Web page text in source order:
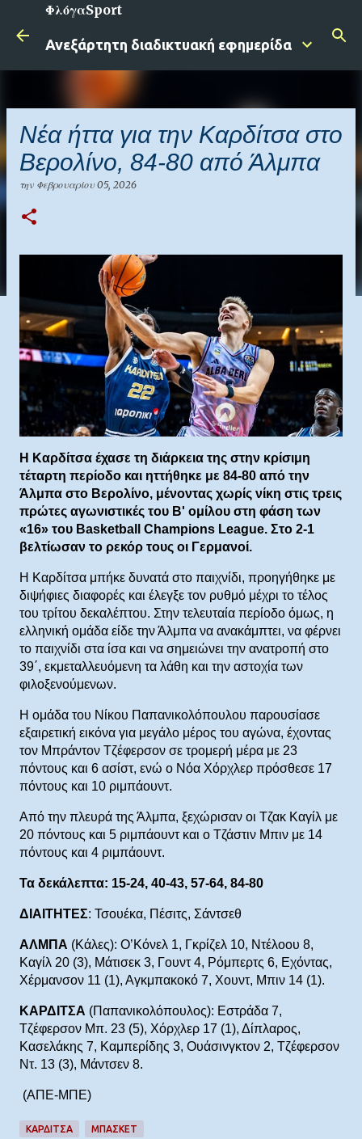
Μετάβαση στο κύριο περιεχόμενο
ΦλόγαSport
Ανεξάρτητη διαδικτυακή εφημερίδα
Νέα ήττα για την Καρδίτσα στο
Βερολίνο, 84-80 από Άλμπα
την Φεβρουαρίου 05, 2026
Η Καρδίτσα έχασε τη διάρκεια της στην κρίσιμη
τέταρτη περίοδο και ηττήθηκε με 84-80 από την
Άλμπα στο Βερολίνο, μένοντας χωρίς νίκη στις τρεις
πρώτες αγωνιστικές του Β' ομίλου στη φάση των
«16» του Basketball Champions League. Στο 2-1
βελτίωσαν το ρεκόρ τους οι Γερμανοί.
Η Καρδίτσα μπήκε δυνατά στο παιχνίδι, προηγήθηκε με
διψήφιες διαφορές και έλεγξε τον ρυθμό μέχρι το τέλος
του τρίτου δεκαλέπτου. Στην τελευταία περίοδο όμως, η
ελληνική ομάδα είδε την Άλμπα να ανακάμπτει, να φέρνει
το παιχνίδι στα ίσα και να σημειώνει την ανατροπή στο
39΄, εκμεταλλευόμενη τα λάθη και την αστοχία των
φιλοξενούμενων.
Η ομάδα του Νίκου Παπανικολόπουλου παρουσίασε
εξαιρετική εικόνα για μεγάλο μέρος του αγώνα, έχοντας
τον Μπράντον Τζέφερσον σε τρομερή μέρα με 23
πόντους και 6 ασίστ, ενώ ο Νόα Χόρχλερ πρόσθεσε 17
πόντους και 10 ριμπάουντ.
Από την πλευρά της Άλμπα, ξεχώρισαν οι Τζακ Καγίλ με
20 πόντους και 5 ριμπάουντ και ο Τζάστιν Μπιν με 14
πόντους και 4 ριμπάουντ.
Τα δεκάλεπτα: 15-24, 40-43, 57-64, 84-80
ΔΙΑΙΤΗΤΕΣ: Τσουέκα, Πέσιτς, Σάντσεθ
ΑΛΜΠΑ (Κάλες): Ο’Κόνελ 1, Γκρίζελ 10, Ντέλοου 8,
Καγίλ 20 (3), Μάτισεκ 3, Γουντ 4, Ρόμπερτς 6, Εχόντας,
Χέρμανσον 11 (1), Αγκμπακοκό 7, Χουντ, Μπιν 14 (1).
ΚΑΡΔΙΤΣΑ (Παπανικολόπουλος): Εστράδα 7,
Τζέφερσον Μπ. 23 (5), Χόρχλερ 17 (1), Δίπλαρος,
Κασελάκης 7, Καμπερίδης 3, Ουάσινγκτον 2, Τζέφερσον
Ντ. 13 (3), Μάντσεν 8.
(ΑΠΕ-ΜΠΕ)
ΚΑΡΔΙΤΣΑ ΜΠΆΣΚΕΤ